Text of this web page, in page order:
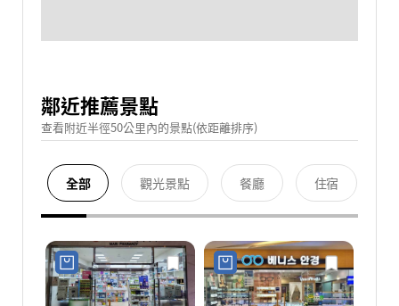
鄰近推薦景點
查看附近半徑50公里內的景點(依距離排序)
全部 觀光景點 餐廳 住宿